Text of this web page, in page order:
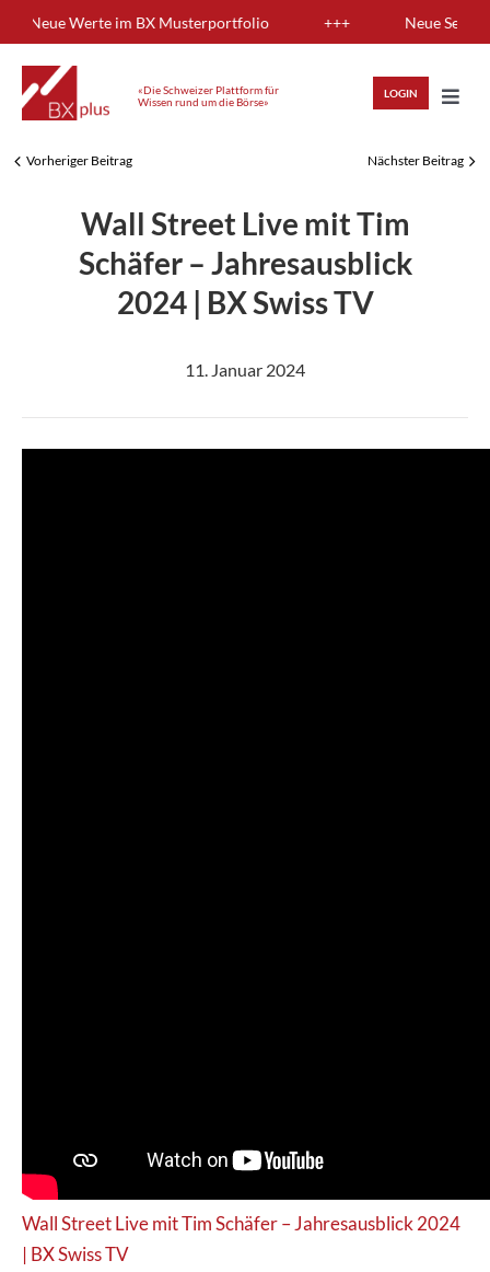
to
content
Neue Werte im BX Musterportfolio +++ Neue
«Die Schweizer Plattform für
Wissen rund um die Börse»
LOGIN
HIGHLIGHTS
Vorheriger Beitrag Nächster Beitrag
Wall Street Live mit Tim
Schäfer – Jahresausblick
2024 | BX Swiss TV
11. Januar 2024
Wall Street Live mit Tim Schäfer – Jahresausblick 2024
| BX Swiss TV